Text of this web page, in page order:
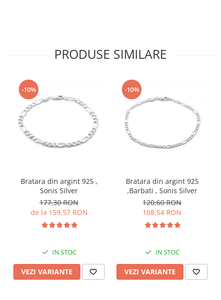
PRODUSE SIMILARE
-10%
Bratara din argint 925 ,
Sonis Silver
177,30 RON
de la 159,57 RON
IN STOC
VEZI VARIANTE
-10%
Bratara din argint 925
,Barbati , Sonis Silver
120,60 RON
108,54 RON
IN STOC
VEZI VARIANTE